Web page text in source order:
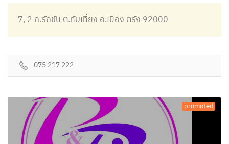
7, 2 ถ.รักชัน ต.ทับเที่ยง อ.เมือง ตรัง 92000
075 217 222
promoted